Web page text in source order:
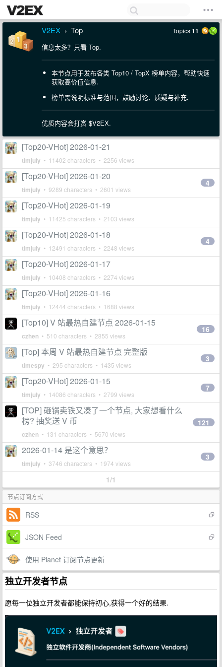
V2EX › Top Topics11
信息太多？只看 Top.
本节点用于发布各类 Top10 / TopX 榜单内容，帮助快速
获取高价值信息.
榜单需说明标准与范围，鼓励讨论、质疑与补充.
优质内容会打赏 $V2EX.
[Top20-VHot] 2026-01-21
timjuly • 11402 characters • 2256 views
[Top20-VHot] 2026-01-20
timjuly • 9289 characters • 2601 views
4
[Top20-VHot] 2026-01-19
timjuly • 11425 characters • 2103 views
[Top20-VHot] 2026-01-18
timjuly • 12491 characters • 2248 views
4
[Top20-VHot] 2026-01-17
timjuly • 10408 characters • 2274 views
[Top20-VHot] 2026-01-16
timjuly • 12444 characters • 1688 views
[Top10] V 站最热自建节点 2026-01-15
czhen • 510 characters • 2855 views
16
[Top] 本周 V 站最热自建节点 完整版
timespy • 295 characters • 1435 views
3
[Top20-VHot] 2026-01-15
timjuly • 14086 characters • 2799 views
7
[TOP] 砸锅卖铁又凑了一个节点, 大家想看什么
榜? 抽奖送 V 币
czhen • 131 characters • 5670 views
121
2026-01-14 是这个意思？
timjuly • 3746 characters • 1974 views
3
1/1
节点订阅方式
RSS
JSON Feed
使用 Planet 订阅节点更新
独立开发者节点
愿每一位独立开发者都能保持初心,获得一个好的结果.